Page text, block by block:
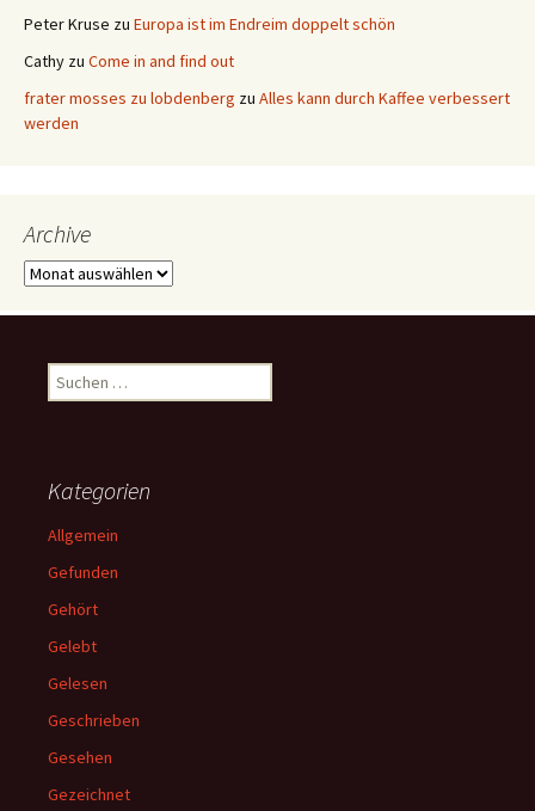
Peter Kruse zu Europa ist im Endreim doppelt schön
Cathy zu Come in and find out
frater mosses zu lobdenberg zu Alles kann durch Kaffee verbessert
werden
Archive
Archive
Suchen
nach:
Kategorien
Allgemein
Gefunden
Gehört
Gelebt
Gelesen
Geschrieben
Gesehen
Gezeichnet